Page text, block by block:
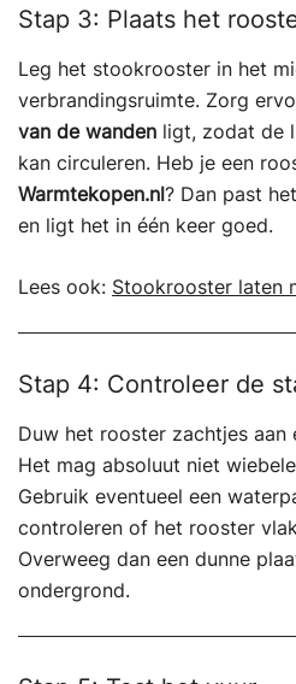
Stap 3: Plaats het
Leg het stookrooster in het
verbrandingsruimte. Zorg
van de wanden ligt, zodat de
kan circuleren. Heb je een
Warmtekopen.nl? Dan past
en ligt het in één keer goed.
Lees ook: Stookrooster laten
Stap 4: Controleer de
Duw het rooster zachtjes
Het mag absoluut niet
Gebruik eventueel een
controleren of het rooster
Overweeg dan een dunne
ondergrond.